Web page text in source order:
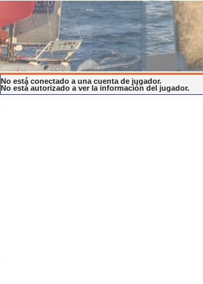
No está conectado a una cuenta de jugador.
No está autorizado a ver la información del jugador.